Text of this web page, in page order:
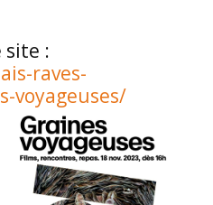
site :
raves-
voyageuses/